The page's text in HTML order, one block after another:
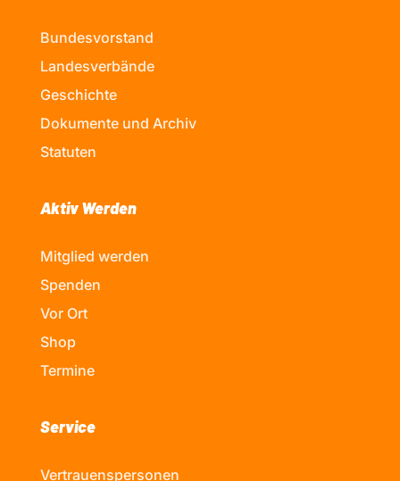
Bundesvorstand
Landesverbände
Geschichte
Dokumente und Archiv
Statuten
Aktiv Werden
Mitglied werden
Spenden
Vor Ort
Shop
Termine
Service
Vertrauenspersonen